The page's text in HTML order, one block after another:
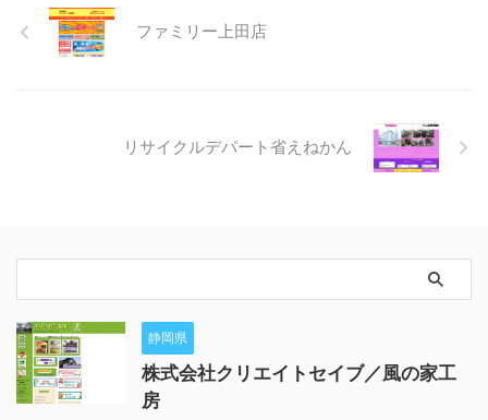
ファミリー上田店
リサイクルデパート省えねかん
静岡県
株式会社クリエイトセイブ／風の家工
房